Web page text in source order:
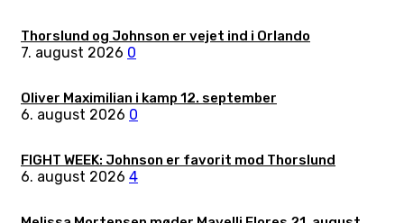
Thorslund og Johnson er vejet ind i Orlando
7. august 2026 0
Oliver Maximilian i kamp 12. september
6. august 2026 0
FIGHT WEEK: Johnson er favorit mod Thorslund
6. august 2026 4